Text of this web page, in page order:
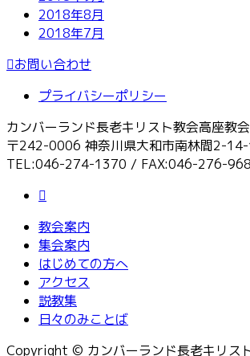
2018年8月
2018年7月
お問い合わせ
プライバシーポリシー
カンバーランド長老キリスト教会高座教会
〒242-0006 神奈川県大和市南林間2-14-
TEL:046-274-1370 / FAX:046-276-
教会案内
集会案内
はじめての方へ
アクセス
説教集
日々のみことば
Copyright © カンバーランド長老キリス